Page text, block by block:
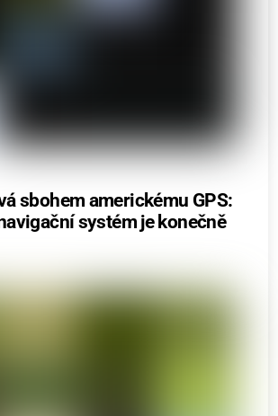
sbohem americkému GPS:
systém je konečně